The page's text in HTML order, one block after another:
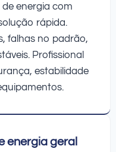
energia com
rápida.
falhas no padrão,
Profissional
estabilidade
energia geral